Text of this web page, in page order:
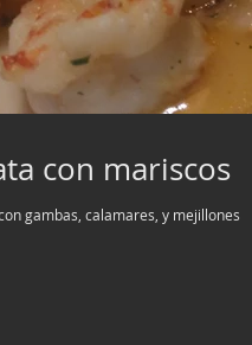
con mariscos
gambas, calamares, y mejillones